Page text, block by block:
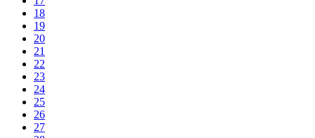
18
19
20
21
22
23
24
25
26
27